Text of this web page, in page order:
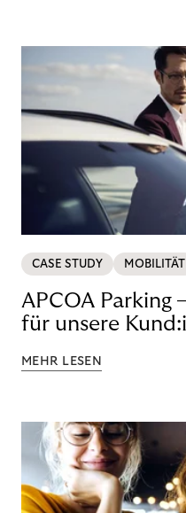
CASE STUDY MOBILITÄT
APCOA Parking
für unsere
MEHR LESEN